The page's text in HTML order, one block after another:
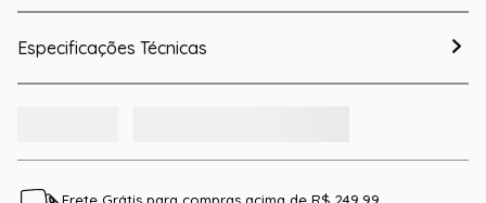
Especificações Técnicas